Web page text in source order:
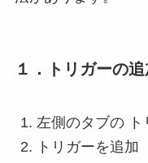
１．トリガーの追
左側のタブの ト
トリガーを追加